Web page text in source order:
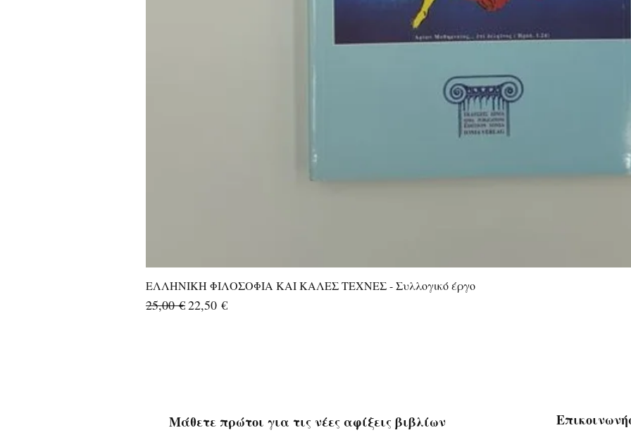
Γρήγορη προβολή
ΕΛΛΗΝΙΚΗ ΦΙΛΟΣΟΦΙΑ ΚΑΙ ΚΑΛΕΣ ΤΕΧΝΕΣ - Συλλογικό έργο
Κανονική τιμή
25,00 €Τιμή Έκπτωσης
22,50 €
Μάθετε πρώτοι για τις νέες αφίξεις βιβλίων